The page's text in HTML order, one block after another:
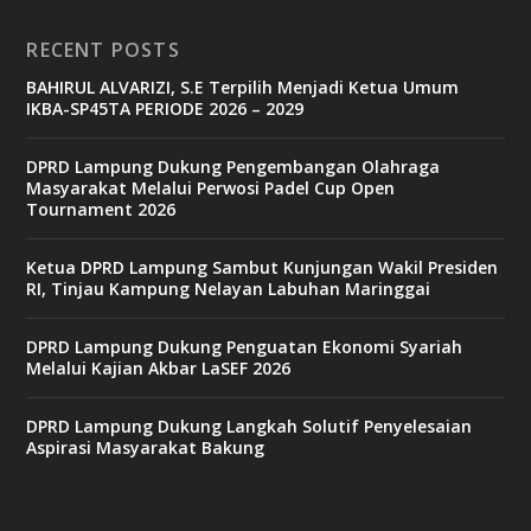
e
t
c
a
s
n
o
v
9
c
a
RECENT POSTS
BAHIRUL ALVARIZI, S.E Terpilih Menjadi Ketua Umum
IKBA-SP45TA PERIODE 2026 – 2029
DPRD Lampung Dukung Pengembangan Olahraga
Masyarakat Melalui Perwosi Padel Cup Open
Tournament 2026
Ketua DPRD Lampung Sambut Kunjungan Wakil Presiden
RI, Tinjau Kampung Nelayan Labuhan Maringgai
DPRD Lampung Dukung Penguatan Ekonomi Syariah
Melalui Kajian Akbar LaSEF 2026
DPRD Lampung Dukung Langkah Solutif Penyelesaian
Aspirasi Masyarakat Bakung